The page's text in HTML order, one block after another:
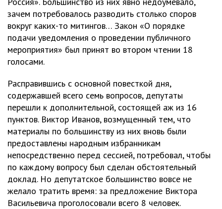
зачем потребовалось разводить столько споров
вокруг каких-то митингов… Закон «О порядке
подачи уведомления о проведении публичного
мероприятия» был принят во втором чтении 18
голосами.
Расправившись с основной повесткой дня,
содержавшей всего семь вопросов, депутаты
перешли к дополнительной, состоящей аж из 16
пунктов. Виктор Иванов, возмущенный тем, что
материалы по большинству из них вновь были
предоставлены народным избранникам
непосредственно перед сессией, потребовал, чтобы
по каждому вопросу был сделан обстоятельный
доклад. Но депутатское большинство вовсе не
желало тратить время: за предложение Виктора
Васильевича проголосовали всего 8 человек.